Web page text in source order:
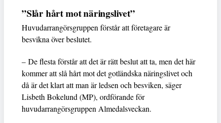
”Slår hårt mot näringslivet”
Huvudarrangörsgruppen förstår att företagare är
besvikna över beslutet.
– De flesta förstår att det är rätt beslut att ta, men det här
kommer att slå hårt mot det gotländska näringslivet och
då är det klart att man är ledsen och besviken, säger
Lisbeth Bokelund (MP), ordförande för
huvudarrangörsgruppen Almedalsveckan.